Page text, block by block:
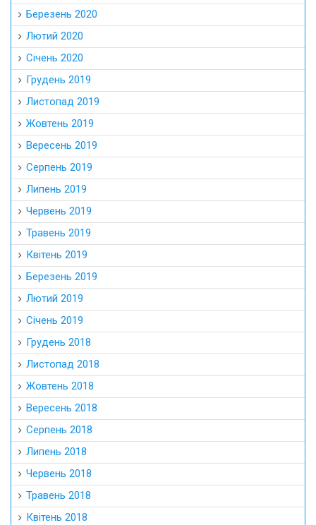
Березень 2020
Лютий 2020
Січень 2020
Грудень 2019
Листопад 2019
Жовтень 2019
Вересень 2019
Серпень 2019
Липень 2019
Червень 2019
Травень 2019
Квітень 2019
Березень 2019
Лютий 2019
Січень 2019
Грудень 2018
Листопад 2018
Жовтень 2018
Вересень 2018
Серпень 2018
Липень 2018
Червень 2018
Травень 2018
Квітень 2018